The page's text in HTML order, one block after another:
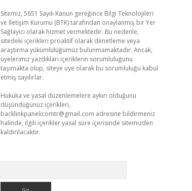
Sitemiz, 5651 Sayılı Kanun gereğince Bilgi Teknolojileri
ve İletişim Kurumu (BTK) tarafından onaylanmış bir Yer
Sağlayıcı olarak hizmet vermektedir. Bu nedenle,
sitedeki içerikleri proaktif olarak denetleme veya
araştırma yükümlülüğümüz bulunmamaktadır. Ancak,
üyelerimiz yazdıkları içeriklerin sorumluluğunu
taşımakta olup, siteye üye olarak bu sorumluluğu kabul
etmiş sayılırlar.
Hukuka ve yasal düzenlemelere aykırı olduğunu
düşündüğünüz içerikleri,
backlinkpanelicomtr@gmail.com adresine bildirmeniz
halinde, ilgili içerikler yasal süre içerisinde sitemizden
kaldırılacaktır.